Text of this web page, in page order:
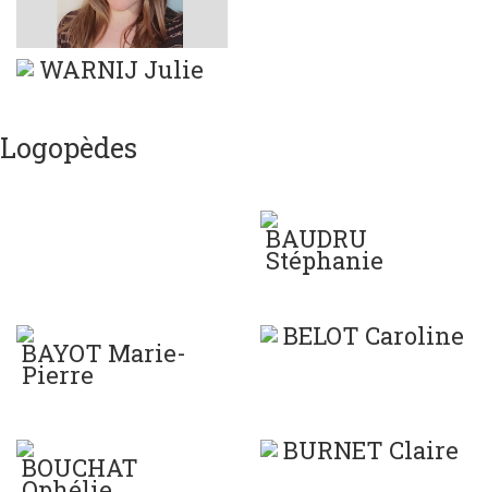
WARNIJ Julie
Logopèdes
BAUDRU
Stéphanie
BAYOT Marie-
Pierre
BELOT Caroline
BOUCHAT
BURNET Claire